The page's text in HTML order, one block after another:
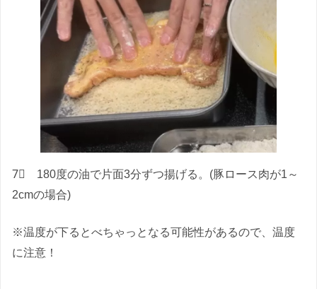
7⃣ 180度の油で片面3分ずつ揚げる。(豚ロース肉が1～
2cmの場合)
※温度が下るとべちゃっとなる可能性があるので、温度
に注意！